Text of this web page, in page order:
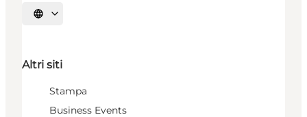
Seleziona la lingua
Altri siti
Stampa
Business Events